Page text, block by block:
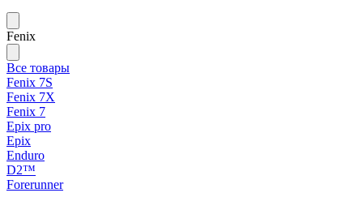
Fenix
Все товары
Fenix 7S
Fenix 7X
Fenix 7
Epix pro
Epix
Enduro
D2™
Forerunner